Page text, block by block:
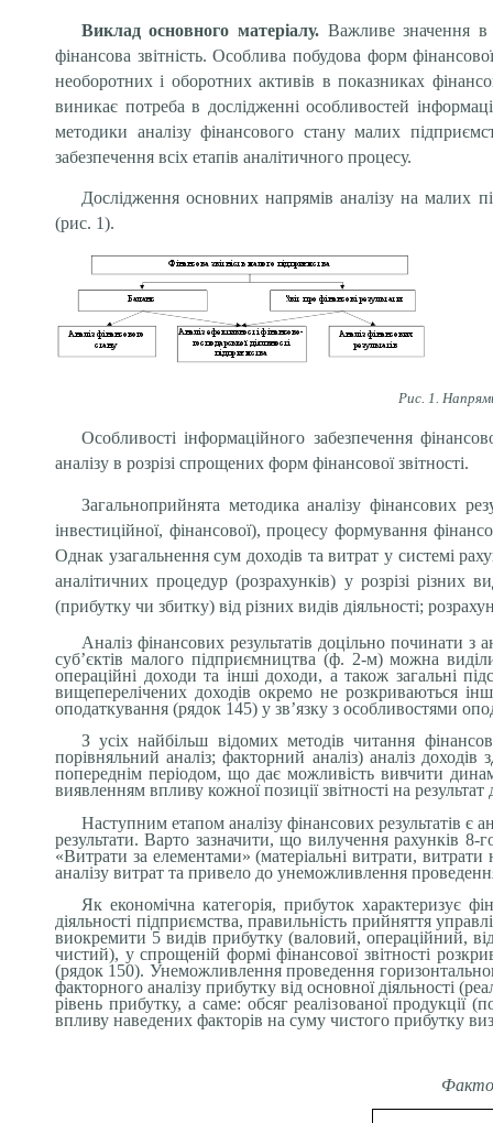
Виклад основного матеріалу.Важливе значення в
фінансова звітність. Особлива побудова форм
необоротних і оборотних активів в показниках
виникає потреба в дослідженні особливостей
методики аналізу фінансового стану малих
забезпечення всіх етапів аналітичного процесу.
Дослідження основних напрямів аналізу на малих
(рис. 1).
Рис. 1.
Особливості інформаційного забезпечення
аналізу в розрізі спрощених форм фінансової звітності.
Загальноприйнята методика аналізу фінансових
інвестиційної, фінансової), процесу формування
Однак узагальнення сум доходів та витрат у системі
аналітичних процедур (розрахунків) у розрізі різних
(прибутку чи збитку) від різних видів діяльності;
Аналіз фінансових результатів доцільно починати з
суб’єктів малого підприємництва (ф. 2-м) можна
операційні доходи та інші доходи, а також загальні
вищеперелічених доходів окремо не розкриваються
оподаткування (рядок 145) у зв’язку з особливостями
З усіх найбільш відомих методів читання
порівняльний аналіз; факторний аналіз) аналіз
попереднім періодом, що дає можливість вивчити
виявленням впливу кожної позиції звітності на результат
Наступним етапом аналізу фінансових результатів є
результати. Варто зазначити, що вилучення рахунків 8-
«Витрати за елементами» (матеріальні витрати,
аналізу витрат та привело до унеможливлення
Як економічна категорія, прибуток характеризує
діяльності підприємства, правильність прийняття
виокремити 5 видів прибутку (валовий, операційний, від
чистий), у спрощеній формі фінансової звітності
(рядок 150). Унеможливлення проведення
факторного аналізу прибутку від основної діяльності
рівень прибутку, а саме: обсяг реалізованої продукції
впливу наведених факторів на суму чистого прибутку